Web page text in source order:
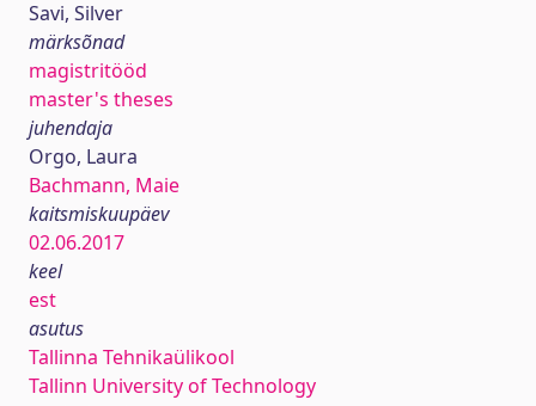
Savi, Silver
märksõnad
magistritööd
master's theses
juhendaja
Orgo, Laura
Bachmann, Maie
kaitsmiskuupäev
02.06.2017
keel
est
asutus
Tallinna Tehnikaülikool
Tallinn University of Technology